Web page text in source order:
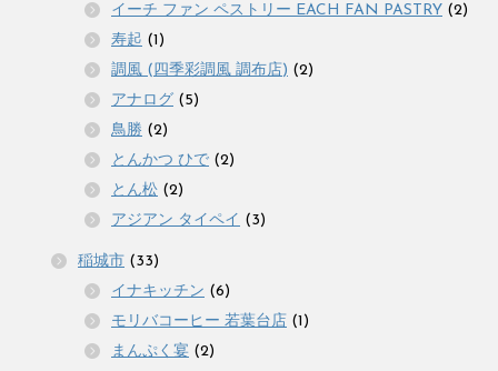
イーチ ファン ペストリー EACH FAN PASTRY (2)
寿起 (1)
調風 (四季彩調風 調布店) (2)
アナログ (5)
鳥勝 (2)
とんかつ ひで (2)
とん松 (2)
アジアン タイペイ (3)
稲城市 (33)
イナキッチン (6)
モリバコーヒー 若葉台店 (1)
まんぷく宴 (2)